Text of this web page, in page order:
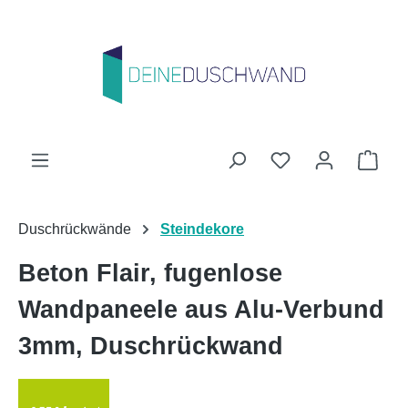
Du hast 0
Duschrückwände Steindekore
Beton Flair, fugenlose
Wandpaneele aus Alu-Verbund
3mm, Duschrückwand